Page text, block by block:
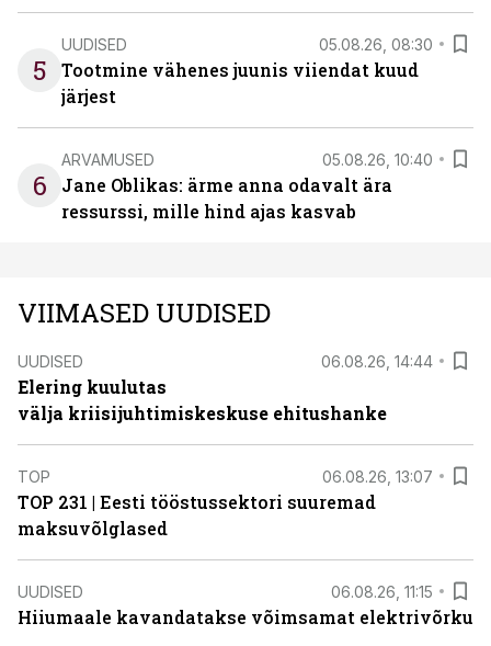
5
UUDISED 05.08.26, 08:30
Tootmine vähenes juunis viiendat kuud
järjest
6
ARVAMUSED 05.08.26, 10:40
Jane Oblikas: ärme anna odavalt ära
ressurssi, mille hind ajas kasvab
VIIMASED UUDISED
UUDISED 06.08.26, 14:44
Elering kuulutas
välja kriisijuhtimiskeskuse ehitushanke
TOP 06.08.26, 13:07
TOP 231 | Eesti tööstussektori suuremad
maksuvõlglased
UUDISED 06.08.26, 11:15
Hiiumaale kavandatakse võimsamat elektrivõrku